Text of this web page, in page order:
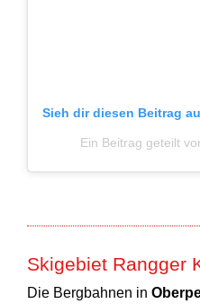
Sieh dir diesen Beitrag
Ein Beitrag geteilt
Skigebiet Rangger
Die Bergbahnen in